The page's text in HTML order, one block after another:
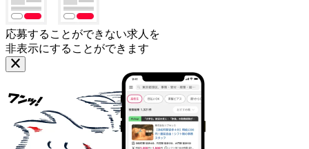
応募することができない求人を
非表示にすることができます